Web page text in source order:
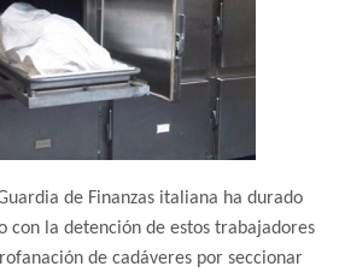
de Finanzas italiana ha durado
con la detención de estos trabajadores
de cadáveres por seccionar